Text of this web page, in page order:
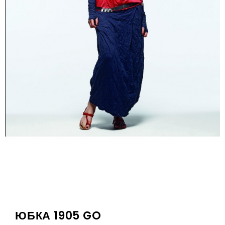
ЮБКА 1905 GO